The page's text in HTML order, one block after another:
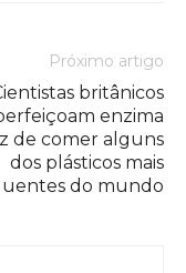
Próximo artigo
britânicos
enzima
de comer alguns
dos plásticos mais
do mundo